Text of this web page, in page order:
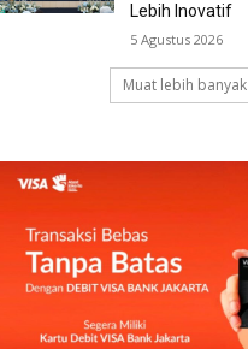
Lebih Inovatif
5 Agustus 2026
Muat lebih banyak